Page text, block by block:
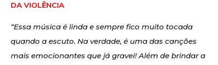
DA VIOLÊNCIA
“Essa música é linda e sempre fico muito tocada
quando a escuto. Na verdade, é uma das canções
mais emocionantes que já gravei! Além de brindar a